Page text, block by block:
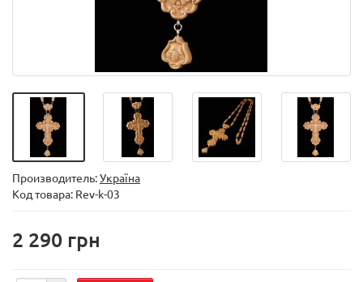
Производитель:Україна
Код товара: Rev-k-03
2 290 грн